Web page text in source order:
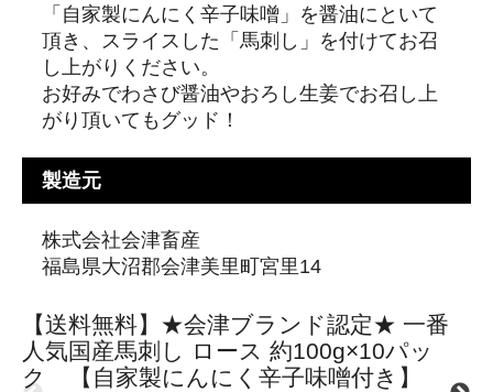
「自家製にんにく辛子味噌」を醤油にといて
頂き、スライスした「馬刺し」を付けてお召
し上がりください。
お好みでわさび醤油やおろし生姜でお召し上
がり頂いてもグッド！
製造元
株式会社会津畜産
福島県大沼郡会津美里町宮里14
【送料無料】★会津ブランド認定★ 一番
人気国産馬刺し ロース 約100g×10パッ
ク 【自家製にんにく辛子味噌付き】